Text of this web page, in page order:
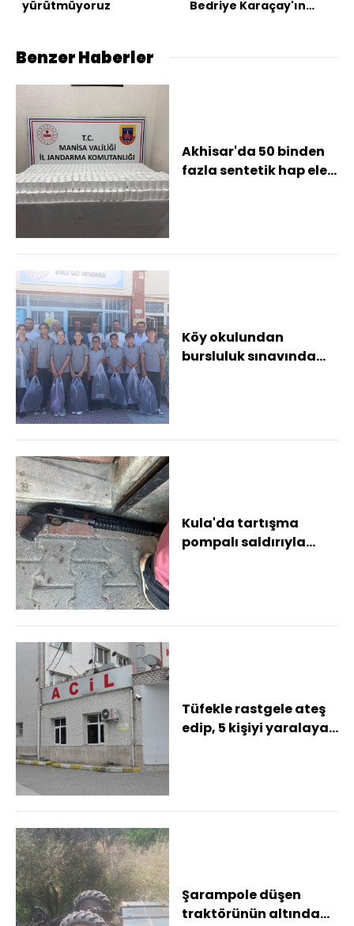
yürütmüyoruz
Bedriye Karaçay'ın
Benzer Haberler
Akhisar'da 50 binden
fazla sentetik hap ele
Köy okulundan
bursluluk sınavında
Kula'da tartışma
pompalı saldırıyla
Tüfekle rastgele ateş
edip, 5 kişiyi yaralayan
Şarampole düşen
traktörünün altında